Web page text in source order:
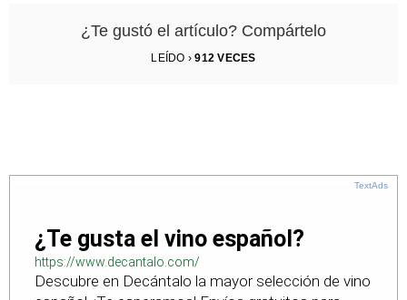
¿Te gustó el artículo? Compártelo
LEÍDO ›912 VECES
TextAds
¿Te gusta el vino español?
https://www.decantalo.com/
Descubre en Decántalo la mayor selección de vino